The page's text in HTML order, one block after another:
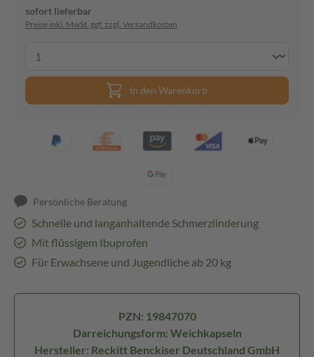
sofort lieferbar
Preise inkl. MwSt. ggf. zzgl. Versandkosten
In den Warenkorb
Persönliche Beratung
Schnelle und langanhaltende Schmerzlinderung
Mit flüssigem Ibuprofen
Für Erwachsene und Jugendliche ab 20 kg
PZN: 19847070
Darreichungsform: Weichkapseln
Hersteller: Reckitt Benckiser Deutschland GmbH